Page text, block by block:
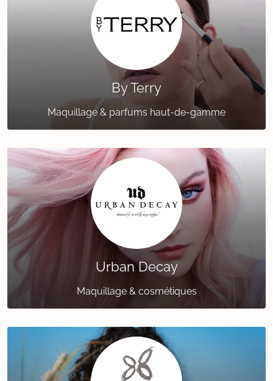
By Terry
Maquillage & parfums haut-de-gamme
Urban Decay
Maquillage & cosmétiques